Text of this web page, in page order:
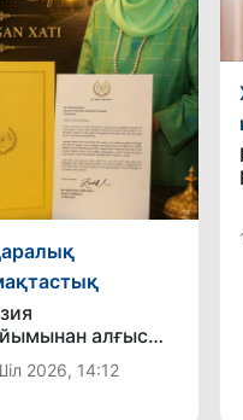
алғыс
2026, 14:12